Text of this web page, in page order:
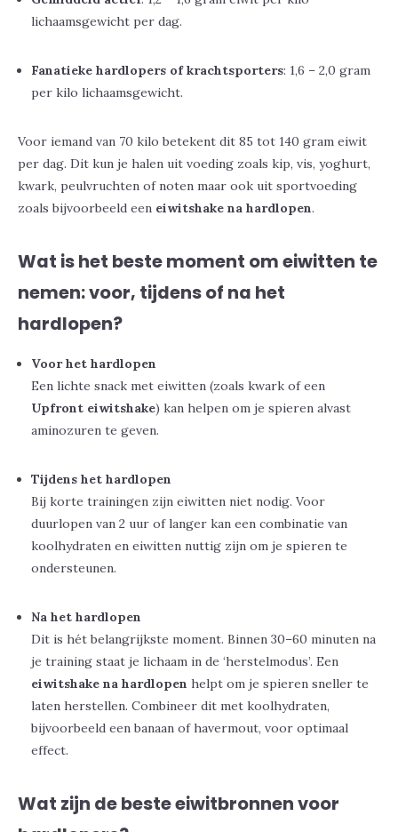
lichaamsgewicht per dag.
Fanatieke hardlopers of krachtsporters: 1,6 – 2,0 gram
per kilo lichaamsgewicht.
Voor iemand van 70 kilo betekent dit 85 tot 140 gram eiwit
per dag. Dit kun je halen uit voeding zoals kip, vis, yoghurt,
kwark, peulvruchten of noten maar ook uit sportvoeding
zoals bijvoorbeeld een eiwitshake na hardlopen.
Wat is het beste moment om eiwitten te
nemen: voor, tijdens of na het
hardlopen?
Voor het hardlopen
Een lichte snack met eiwitten (zoals kwark of een
Upfront eiwitshake) kan helpen om je spieren alvast
aminozuren te geven.
Tijdens het hardlopen
Bij korte trainingen zijn eiwitten niet nodig. Voor
duurlopen van 2 uur of langer kan een combinatie van
koolhydraten en eiwitten nuttig zijn om je spieren te
ondersteunen.
Na het hardlopen
Dit is hét belangrijkste moment. Binnen 30–60 minuten na
je training staat je lichaam in de ‘herstelmodus’. Een
eiwitshake na hardlopen helpt om je spieren sneller te
laten herstellen. Combineer dit met koolhydraten,
bijvoorbeeld een banaan of havermout, voor optimaal
effect.
Wat zijn de beste eiwitbronnen voor